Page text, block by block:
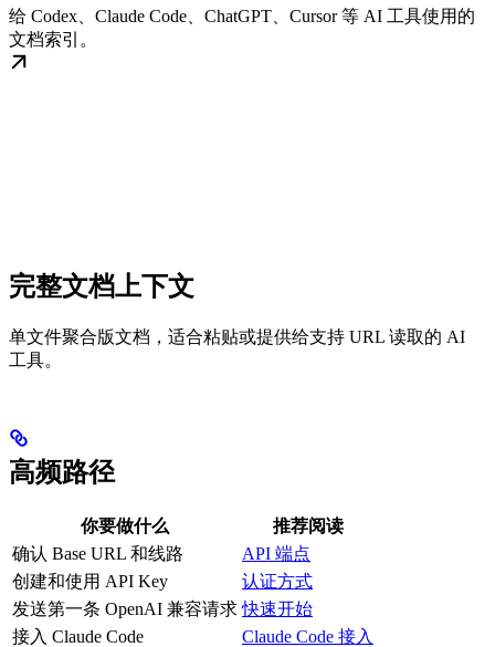
给 Codex、Claude Code、ChatGPT、Cursor 等 AI 工具使用的
文档索引。
完整文档上下文
单文件聚合版文档，适合粘贴或提供给支持 URL 读取的 AI
工具。
高频路径
你要做什么
推荐阅读
确认 Base URL 和线路
API 端点
创建和使用 API Key
认证方式
发送第一条 OpenAI 兼容请求 快速开始
接入 Claude Code
Claude Code 接入